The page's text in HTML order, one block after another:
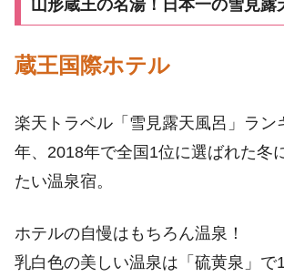
山形蔵王の名湯！日本一の雪見露
蔵王国際ホテル
楽天トラベル「雪見露天風呂」ラン
年、2018年で全国1位に選ばれた冬
たい温泉宿。
ホテルの自慢はもちろん温泉！
乳白色の美しい温泉は「硫黄泉」で